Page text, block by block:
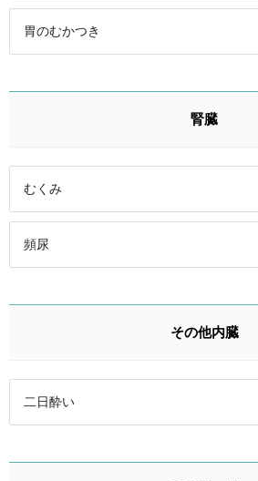
胃のむかつき
腎臓
むくみ
頻尿
その他内臓
二日酔い